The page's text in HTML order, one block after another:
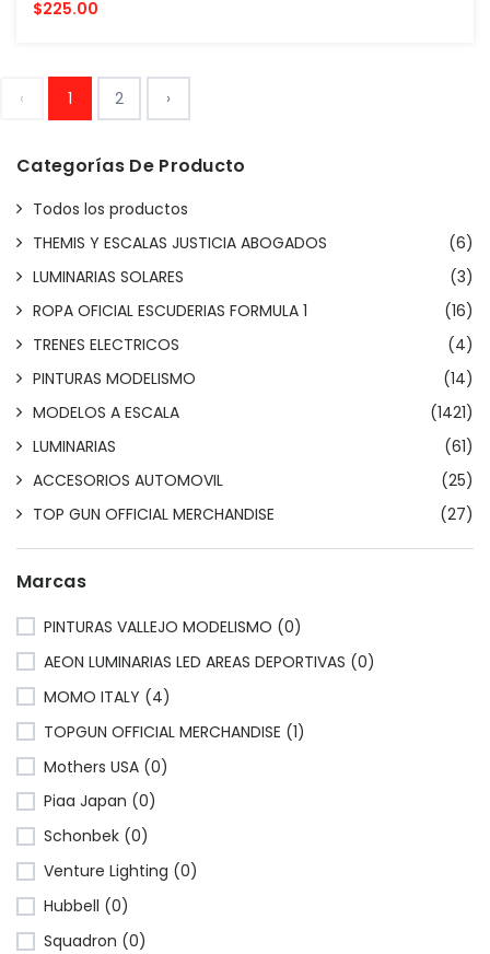
$225.00
‹ 1 2 ›
Categorías De Producto
Todos los productos
THEMIS Y ESCALAS JUSTICIA ABOGADOS
(6)
LUMINARIAS SOLARES
(3)
ROPA OFICIAL ESCUDERIAS FORMULA 1
(16)
TRENES ELECTRICOS
(4)
PINTURAS MODELISMO
(14)
MODELOS A ESCALA
(1421)
LUMINARIAS
(61)
ACCESORIOS AUTOMOVIL
(25)
TOP GUN OFFICIAL MERCHANDISE
(27)
Marcas
PINTURAS VALLEJO MODELISMO (0)
AEON LUMINARIAS LED AREAS DEPORTIVAS (0)
MOMO ITALY (4)
TOPGUN OFFICIAL MERCHANDISE (1)
Mothers USA (0)
Piaa Japan (0)
Schonbek (0)
Venture Lighting (0)
Hubbell (0)
Squadron (0)